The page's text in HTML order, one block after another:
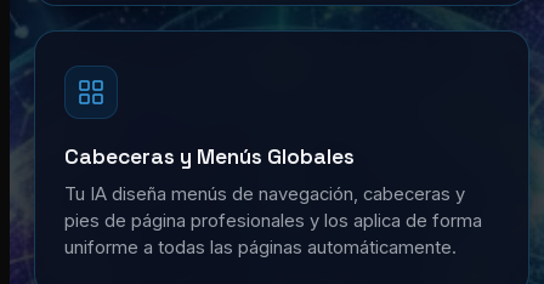
Cabeceras y Menús Globales
Tu IA diseña menús de navegación, cabeceras y
pies de página profesionales y los aplica de forma
uniforme a todas las páginas automáticamente.